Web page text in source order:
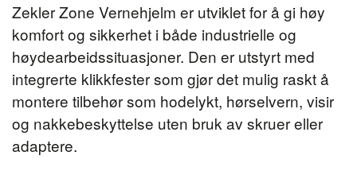
Zekler Zone Vernehjelm er utviklet for å gi høy
komfort og sikkerhet i både industrielle og
høydearbeidssituasjoner. Den er utstyrt med
integrerte klikkfester som gjør det mulig raskt å
montere tilbehør som hodelykt, hørselvern, visir
og nakkebeskyttelse uten bruk av skruer eller
adaptere.